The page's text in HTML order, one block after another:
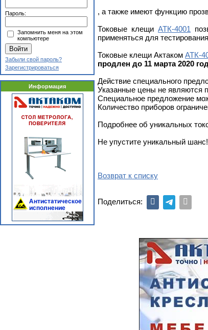
Пароль:
Запомнить меня на этом
компьютере
Забыли свой пароль?
Зарегистрироваться
Информация
, а также имеют функцию
Токовые клещи АТК-4001
применяться для
Токовые клещи АктакомАТК-
продлен до 11 марта 2020
Действие специального
Указанные цены не являются
Специальное предложение
Количество приборов
Подробнее об уникальных
Не упустите уникальный шанс!
Возврат к списку
Поделиться: